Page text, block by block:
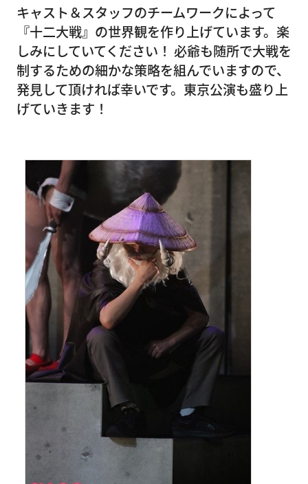
キャスト＆スタッフのチームワークによって
『十二大戦』の世界観を作り上げています。楽
しみにしていてください！ 必爺も随所で大戦を
制するための細かな策略を組んでいますので、
発見して頂ければ幸いです。東京公演も盛り上
げていきます！